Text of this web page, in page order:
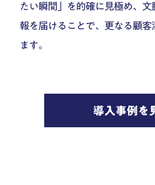
たい瞬間」を的確に見極め、
報を届けることで、更なる顧客
ます。
導入事例を